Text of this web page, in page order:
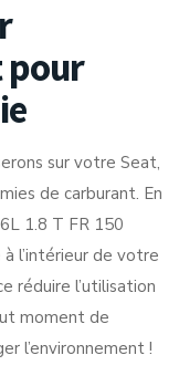
pour
sur votre Seat,
de carburant. En
1.8 T FR 150
l’intérieur de votre
réduire l’utilisation
moment de
l’environnement !